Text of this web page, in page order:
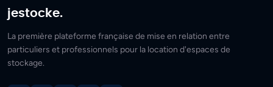
jestocke.
La première plateforme française de mise en relation entre
particuliers et professionnels pour la location d'espaces de
stockage.